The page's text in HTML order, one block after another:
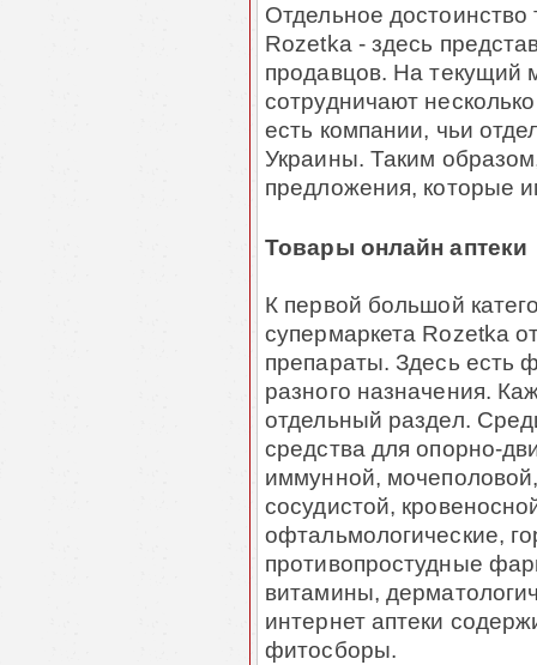
Отдельное достоинство
Rozetka - здесь
продавцов. На текущий
сотрудничают
есть компании, чьи
Украины. Таким
предложения, которые
Товары онлайн аптеки
К первой большой
супермаркета Rozetka
препараты. Здесь есть
разного назначения.
отдельный раздел.
средства для опорно-
иммунной,
сосудистой,
офтальмологические,
противопростудные
витамины,
интернет аптеки
фитосборы.